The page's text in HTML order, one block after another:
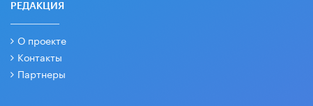
РЕДАКЦИЯ
О проекте
Контакты
Партнеры